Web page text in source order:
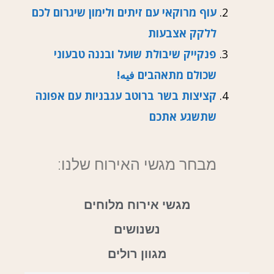
עוף מרוקאי עם זיתים ולימון שיגרום לכם
ללקק אצבעות
פנקייק שיבולת שועל ובננה טבעוני
שכולם מתאהבים فيه!
קציצות בשר ברוטב עגבניות עם אפונה
שתשגע אתכם
מבחר מגשי האירוח שלנו:
מגשי אירוח מלוחים
נשנושים
מגוון רולים